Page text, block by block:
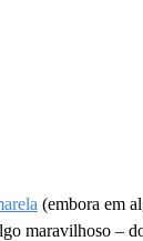
(embora em
maravilhoso –